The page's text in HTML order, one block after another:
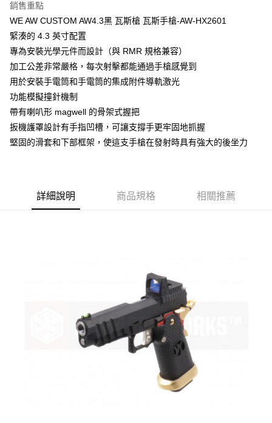
台新國際商業銀行
台灣樂天信用卡公司
AFTEE先享後付
相關說明
【關於「AFTEE先享後付」】
AFTEE先享後付是「在收到商品之後才付款」的支付方式。 讓您購物簡單
便利好安心！
１．簡單：不需註冊會員、不需綁卡、不需儲值。
２．便利：只要手機號碼，簡訊認證，即可結帳。
３．安心：先確認商品／服務後，再付款。
【「AFTEE先享後付」結帳流程】
１．於結帳方式選擇「AFTEE先享後付」後，將跳轉至「AFTEE先享後付」
結帳頁面，進行簡訊認證並確認金額後，即可完成結帳。
購買商品的店家。未經商家同意取消之訂單仍視為有效，需透過AFTEE先享
易，需依本服務之必要範圍內提供個人資料，並將交易相關給付款項請求債
２．關於個人資料處理事宜，請瀏覽以下網址：
https://aftee.tw/terms/#terms3
３．未成年的使用者請事先徵得法定代理人或監護人之同意方可使用
「AFTEE先享後付」，若未經同意申辦者引起之損失，本公司不負相關責
４．使用「AFTEE先享後付」時，將依據個別帳號之用戶狀況，依本公司即
時審查核予不同之上限額度；若仍有額度不足之情形，本公司將視審查結果
５．嚴禁一人註冊多個帳號或使用他人資訊註冊。若發現惡意使用之情形，
ATM付款
貨到付款
運送方式
全家取貨付款
每筆NT$60，滿NT$2,000(含以上)免運費
7-11取貨(快速到店)
每筆NT$200，滿NT$2,000(含以上)免運費
銷售重點
WE AW CUSTOM AW4.3黑 瓦斯槍 瓦斯手槍-AW-HX2601
緊湊的 4.3 英寸配置
專為安裝光學元件而設計（與 RMR 規格兼容）
加工公差非常嚴格，每次射擊都能通過手槍感覺到
用於安裝手電筒和手電筒的集成附件導軌激光
功能模擬撞針機制
帶有喇叭形 magwell 的骨架式握把
扳機護罩設計有手指凹槽，可讓支撐手更牢固地抓握
堅固的滑套和下部框架，使這支手槍在發射時具有強大的後坐力
詳細說明 商品規格 相關推薦